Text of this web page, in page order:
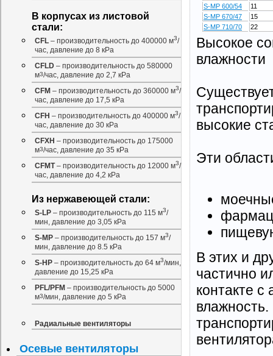
S-MP 600/54
11
S-MP 670/47
15
S-MP 710/70
22
Высокое
влажности
высокие
Эти
В этих и
частично
контакте
В корпусах из листовой
стали:
CFL – производительность до 400000 м3/
час, давление до 8 кРа
CFLD – производительность до 580000
м3/час, давление до 2,7 кРа
CFM – производительность до 360000 м3/
час, давление до 17,5 кРа
CFH – производительность до 400000 м3/
час, давление до 30 кРа
CFXH – производительность до 175000
м3/час, давление до 35 кРа
CFMT– производительность до 12000 м3/
час, давление до 4,2 кРа
Из нержавеющей стали:
S-LP – производительность до 115 м3/
мин, давление до 3,05 кРа
S-MP – производительность до 157 м3/
мин, давление до 8.5 кРа
S-HP – производительность до 64 м3/мин,
давление до 15,25 кРа
PFL/PFM – производительность до 5000
м3/мин, давление до 5 кРа
Радиальные вентиляторы
Осевые вентиляторы